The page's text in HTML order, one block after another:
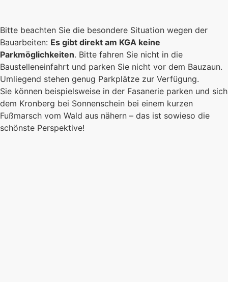
Es kommt auf jeden Einzelnen an, zusammen
sind wir eine starke Gemeinschaft.
Foto: KGA CC BY NC
Mehr erfahren
Bitte beachten Sie die besondere Situation wegen der
Bauarbeiten: Es gibt direkt am KGA keine
Parkmöglichkeiten. Bitte fahren Sie nicht in die
Baustelleneinfahrt und parken Sie nicht vor dem Bauzaun.
Umliegend stehen genug Parkplätze zur Verfügung.
Sie können beispielsweise in der Fasanerie parken und sich
dem Kronberg bei Sonnenschein bei einem kurzen
Fußmarsch vom Wald aus nähern – das ist sowieso die
schönste Perspektive!